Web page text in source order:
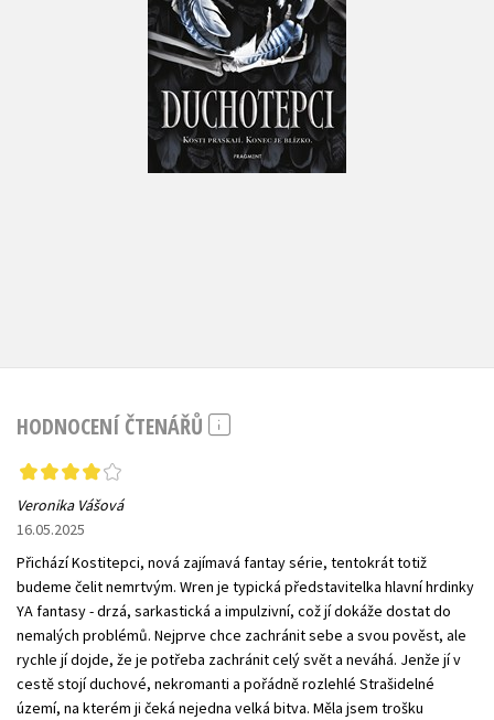
Do košíku
529 Kč
423 Kč
HODNOCENÍ ČTENÁŘŮ
Veronika Vášová
16.05.2025
Přichází Kostitepci, nová zajímavá fantay série, tentokrát totiž
budeme čelit nemrtvým. Wren je typická představitelka hlavní hrdinky
YA fantasy - drzá, sarkastická a impulzivní, což jí dokáže dostat do
nemalých problémů. Nejprve chce zachránit sebe a svou pověst, ale
rychle jí dojde, že je potřeba zachránit celý svět a neváhá. Jenže jí v
cestě stojí duchové, nekromanti a pořádně rozlehlé Strašidelné
území, na kterém ji čeká nejedna velká bitva. Měla jsem trošku